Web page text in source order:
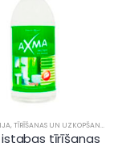
, TĪRĪŠANAS UN UZKOPŠANAS LĪDZEKĻI
tīrīšanas